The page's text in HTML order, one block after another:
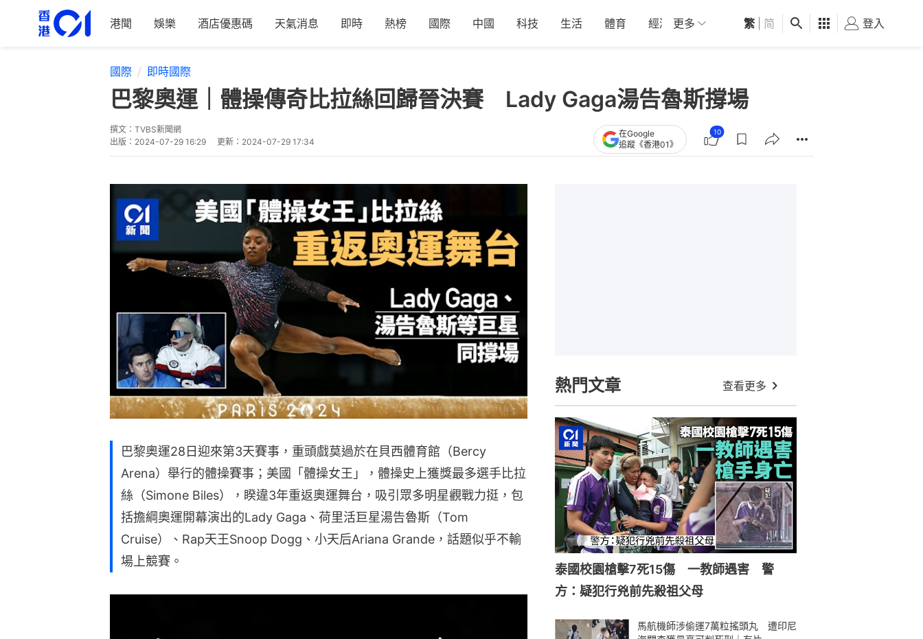
港聞 娛樂 酒店優惠碼 天氣消息 即時 熱榜 國際 中國 科技 生活 體育 經濟 01深圳 觀點 健康 好食玩飛
更多 繁 简 登入
國際 即時國際
巴黎奧運｜體操傳奇比拉絲回歸晉決賽 Lady Gaga湯告魯斯撐場
撰文： TVBS新聞網
出版： 2024-07-29 16:29 更新： 2024-07-29 17:34
在Google
追蹤《香港01》
10
巴黎奧運28日迎來第3天賽事，重頭戲莫過於在貝西體育館（Bercy
Arena）舉行的體操賽事；美國「體操女王」，體操史上獲獎最多選手比拉
絲（Simone Biles），睽違3年重返奧運舞台，吸引眾多明星觀戰力挺，包
括擔綱奧運開幕演出的Lady Gaga、荷里活巨星湯告魯斯（Tom
Cruise）、Rap天王Snoop Dogg、小天后Ariana Grande，話題似乎不輸
場上競賽。
熱門文章 查看更多
泰國校園槍擊7死15傷 一教師遇害 警
方：疑犯行兇前先殺祖父母
馬航機師涉偷運7萬粒搖頭丸 遭印尼